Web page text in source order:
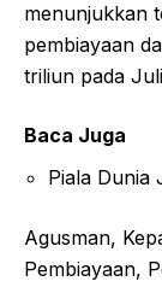
menunjukkan
pembiayaan
triliun pada
Baca Juga
Piala Dunia
Agusman,
Pembiayaan,